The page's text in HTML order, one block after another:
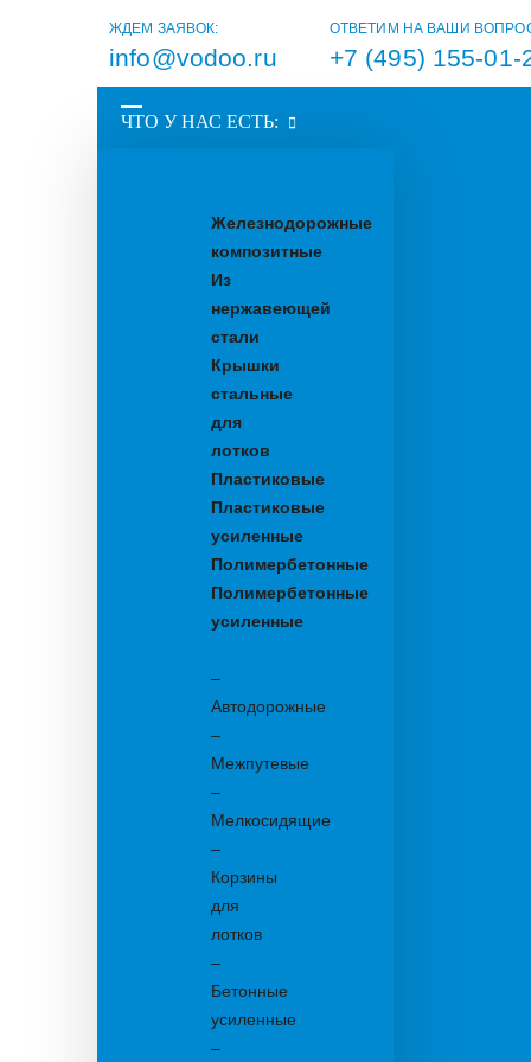
ЖДЕМ ЗАЯВОК:
info@vodoo.ru
ОТВЕТИМ НА ВАШИ
+7 (495) 155-01-
ЧТО У НАС ЕСТЬ:
Железнодорожные
композитные
Из
нержавеющей
стали
Крышки
стальные
для
лотков
Пластиковые
Пластиковые
усиленные
Полимербетонные
Полимербетонные
усиленные
–
Автодорожные
–
Межпутевые
–
Мелкосидящие
–
Корзины
для
лотков
–
Бетонные
усиленные
–